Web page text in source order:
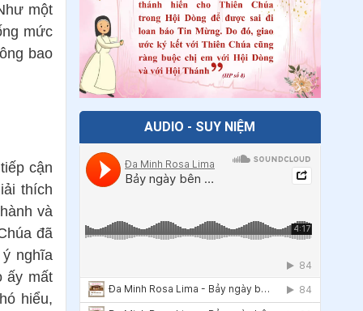
một
mức
bao
cận
thích
và
đã
nghĩa
ấy mất
hiểu,
16
Giáo lý về Công đồng Vaticanô
II - Bài 5: Kinh Thánh không thể bị
giản lược thành một thông điệp
thuần túy nhân đạo hay xã hội
17.Giáo lý về Công đồng Vaticanô II -
Bài 4: Lời Chúa là ngôi sao hướng dẫn
cuộc sống của chúng ta
18 Giáo lý về Công đồng Vaticanô II -
Bài 3: Chúa Giêsu Kitô là mặc khải
19.Giáo lý về Công đồng Vaticanô II -
Người
AUDIO - SUY NIỆM